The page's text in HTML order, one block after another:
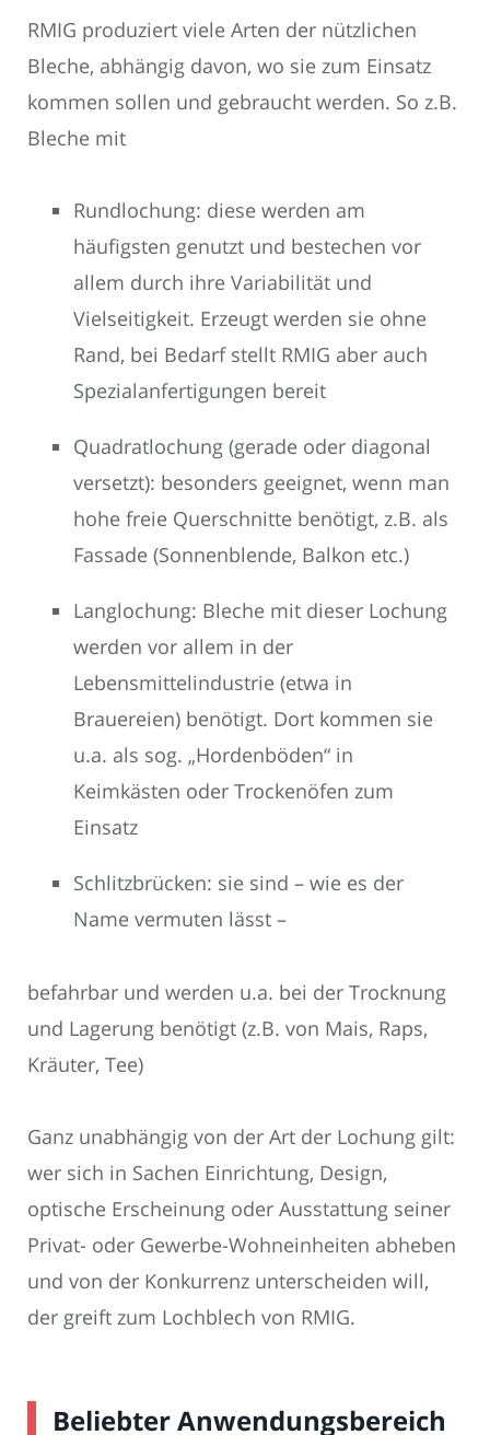
RMIG produziert viele Arten der nützlichen
Bleche, abhängig davon, wo sie zum Einsatz
kommen sollen und gebraucht werden. So z.B.
Bleche mit
Rundlochung: diese werden am
häufigsten genutzt und bestechen vor
allem durch ihre Variabilität und
Vielseitigkeit. Erzeugt werden sie ohne
Rand, bei Bedarf stellt RMIG aber auch
Spezialanfertigungen bereit
Quadratlochung (gerade oder diagonal
versetzt): besonders geeignet, wenn man
hohe freie Querschnitte benötigt, z.B. als
Fassade (Sonnenblende, Balkon etc.)
Langlochung: Bleche mit dieser Lochung
werden vor allem in der
Lebensmittelindustrie (etwa in
Brauereien) benötigt. Dort kommen sie
u.a. als sog. „Hordenböden“ in
Keimkästen oder Trockenöfen zum
Einsatz
Schlitzbrücken: sie sind – wie es der
Name vermuten lässt –
befahrbar und werden u.a. bei der Trocknung
und Lagerung benötigt (z.B. von Mais, Raps,
Kräuter, Tee)
Ganz unabhängig von der Art der Lochung gilt:
wer sich in Sachen Einrichtung, Design,
optische Erscheinung oder Ausstattung seiner
Privat- oder Gewerbe-Wohneinheiten abheben
und von der Konkurrenz unterscheiden will,
der greift zum Lochblech von RMIG.
Beliebter Anwendungsbereich